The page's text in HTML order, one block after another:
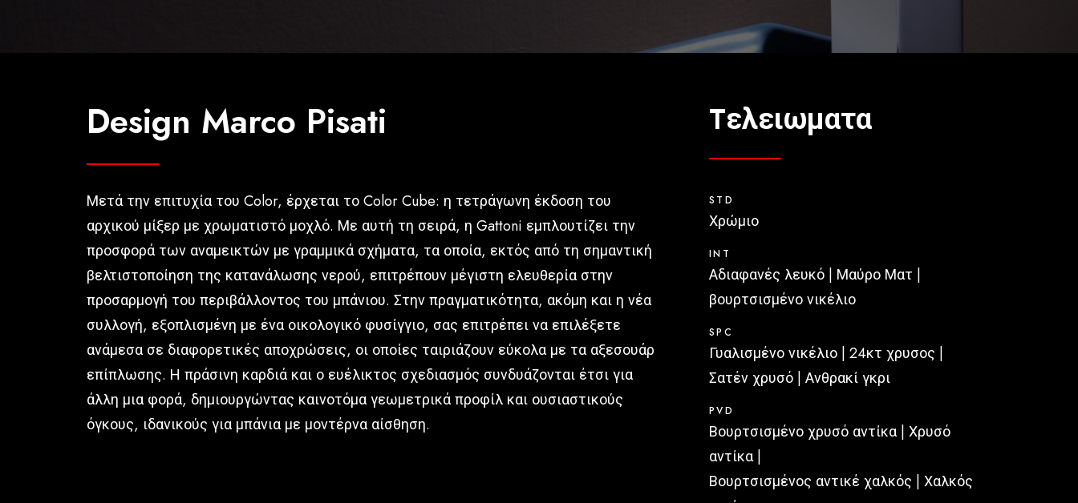
Design Marco Pisati
Μετά την επιτυχία του Color, έρχεται το Color Cube: η τετράγωνη έκδοση του
αρχικού μίξερ με χρωματιστό μοχλό. Με αυτή τη σειρά, η Gattoni εμπλουτίζει την
προσφορά των αναμεικτών με γραμμικά σχήματα, τα οποία, εκτός από τη σημαντική
βελτιστοποίηση της κατανάλωσης νερού, επιτρέπουν μέγιστη ελευθερία στην
προσαρμογή του περιβάλλοντος του μπάνιου. Στην πραγματικότητα, ακόμη και η νέα
συλλογή, εξοπλισμένη με ένα οικολογικό φυσίγγιο, σας επιτρέπει να επιλέξετε
ανάμεσα σε διαφορετικές αποχρώσεις, οι οποίες ταιριάζουν εύκολα με τα αξεσουάρ
επίπλωσης. Η πράσινη καρδιά και ο ευέλικτος σχεδιασμός συνδυάζονται έτσι για
άλλη μια φορά, δημιουργώντας καινοτόμα γεωμετρικά προφίλ και ουσιαστικούς
όγκους, ιδανικούς για μπάνια με μοντέρνα αίσθηση.
Tελειωματα
STD
Χρώμιο
INT
Αδιαφανές λευκό | Μαύρο Ματ |
βουρτσισμένο νικέλιο
SPC
Γυαλισμένο νικέλιο | 24κτ χρυσος |
Σατέν χρυσό | Ανθρακί γκρι
PVD
Βουρτσισμένο χρυσό αντίκα | Χρυσό
αντίκα |
Βουρτσισμένος αντικέ χαλκός | Χαλκός